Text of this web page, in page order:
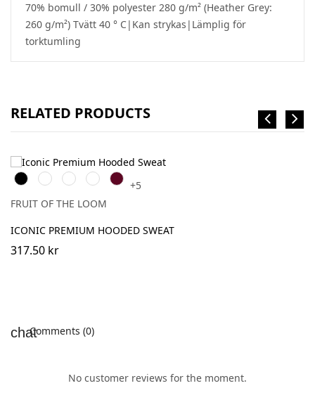
70% bomull / 30% polyester 280 g/m² (Heather Grey:
260 g/m²) Tvätt 40 ° C|Kan strykas|Lämplig för
torktumling
RELATED PRODUCTS
BlackWhiteRed
Royal
Blue
Burgundy
+5
FRUIT OF THE LOOM
ICONIC PREMIUM HOODED SWEAT
317.50 kr
Comments (0)
No customer reviews for the moment.